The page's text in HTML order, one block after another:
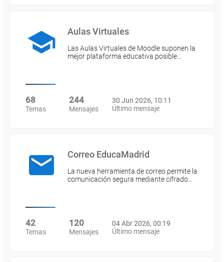
Aulas Virtuales
Las Aulas Virtuales de Moodle suponen la
mejor plataforma educativa posible…
68
Temas
244
Mensajes
30 Jun 2026, 10:11
Último mensaje
Correo EducaMadrid
La nueva herramienta de correo permite la
comunicación segura mediante cifrado…
42
Temas
120
Mensajes
04 Abr 2026, 00:19
Último mensaje